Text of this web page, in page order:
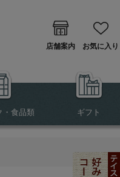
店舗案内
お気に入り
・食品類 ギフト